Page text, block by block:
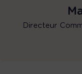
Directeur